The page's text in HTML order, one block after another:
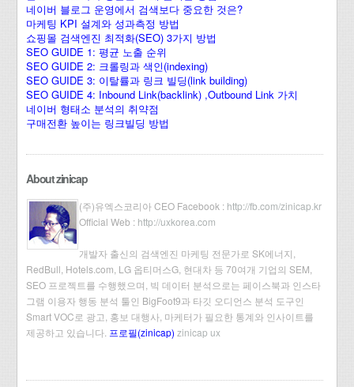
네이버 블로그 운영에서 검색보다 중요한 것은?
마케팅 KPI 설계와 성과측정 방법
쇼핑몰 검색엔진 최적화(SEO) 3가지 방법
SEO GUIDE 1: 평균 노출 순위
SEO GUIDE 2: 크롤링과 색인(indexing)
SEO GUIDE 3: 이탈률과 링크 빌딩(link building)
SEO GUIDE 4: Inbound Link(backlink) ,Outbound Link 가치
네이버 형태소 분석의 취약점
구매전환 높이는 링크빌딩 방법
About zinicap
(주)유엑스코리아 CEO Facebook : http://fb.com/zinicap.kr
Official Web : http://uxkorea.com
개발자 출신의 검색엔진 마케팅 전문가로 SK에너지,
RedBull, Hotels.com, LG 옵티머스G, 현대차 등 70여개 기업의 SEM,
SEO 프로젝트를 수행했으며, 빅 데이터 분석으로는 페이스북과 인스타
그램 이용자 행동 분석 툴인 BigFoot9과 타깃 오디언스 분석 도구인
Smart VOC로 광고, 홍보 대행사, 마케터가 필요한 통계와 인사이트를
제공하고 있습니다. 프로필(zinicap) zinicap ux